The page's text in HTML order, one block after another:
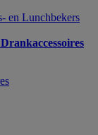
en Lunchbekers